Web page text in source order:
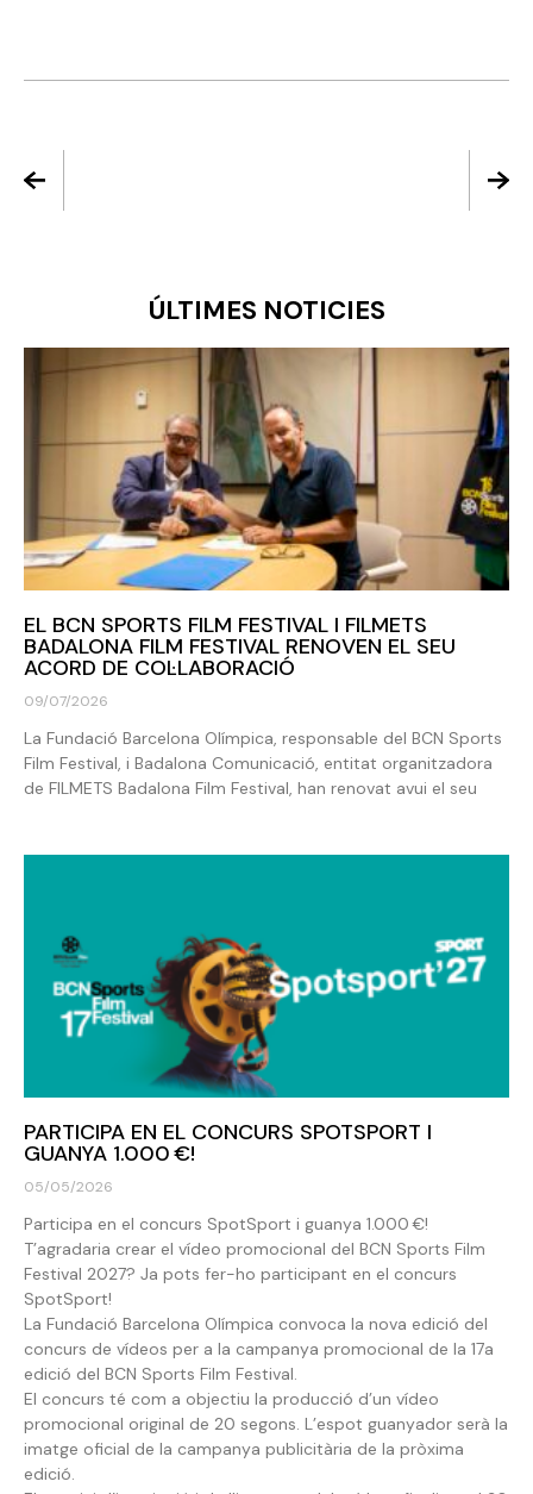
ÚLTIMES NOTICIES
EL BCN SPORTS FILM FESTIVAL I FILMETS
BADALONA FILM FESTIVAL RENOVEN EL SEU
ACORD DE COL·LABORACIÓ
09/07/2026
La Fundació Barcelona Olímpica, responsable del BCN Sports
Film Festival, i Badalona Comunicació, entitat organitzadora
de FILMETS Badalona Film Festival, han renovat avui el seu
PARTICIPA EN EL CONCURS SPOTSPORT I
GUANYA 1.000 €!
05/05/2026
Participa en el concurs SpotSport i guanya 1.000 €!
T’agradaria crear el vídeo promocional del BCN Sports Film
Festival 2027? Ja pots fer-ho participant en el concurs
SpotSport!
La Fundació Barcelona Olímpica convoca la nova edició del
concurs de vídeos per a la campanya promocional de la 17a
edició del BCN Sports Film Festival.
El concurs té com a objectiu la producció d’un vídeo
promocional original de 20 segons. L’espot guanyador serà la
imatge oficial de la campanya publicitària de la pròxima
edició.